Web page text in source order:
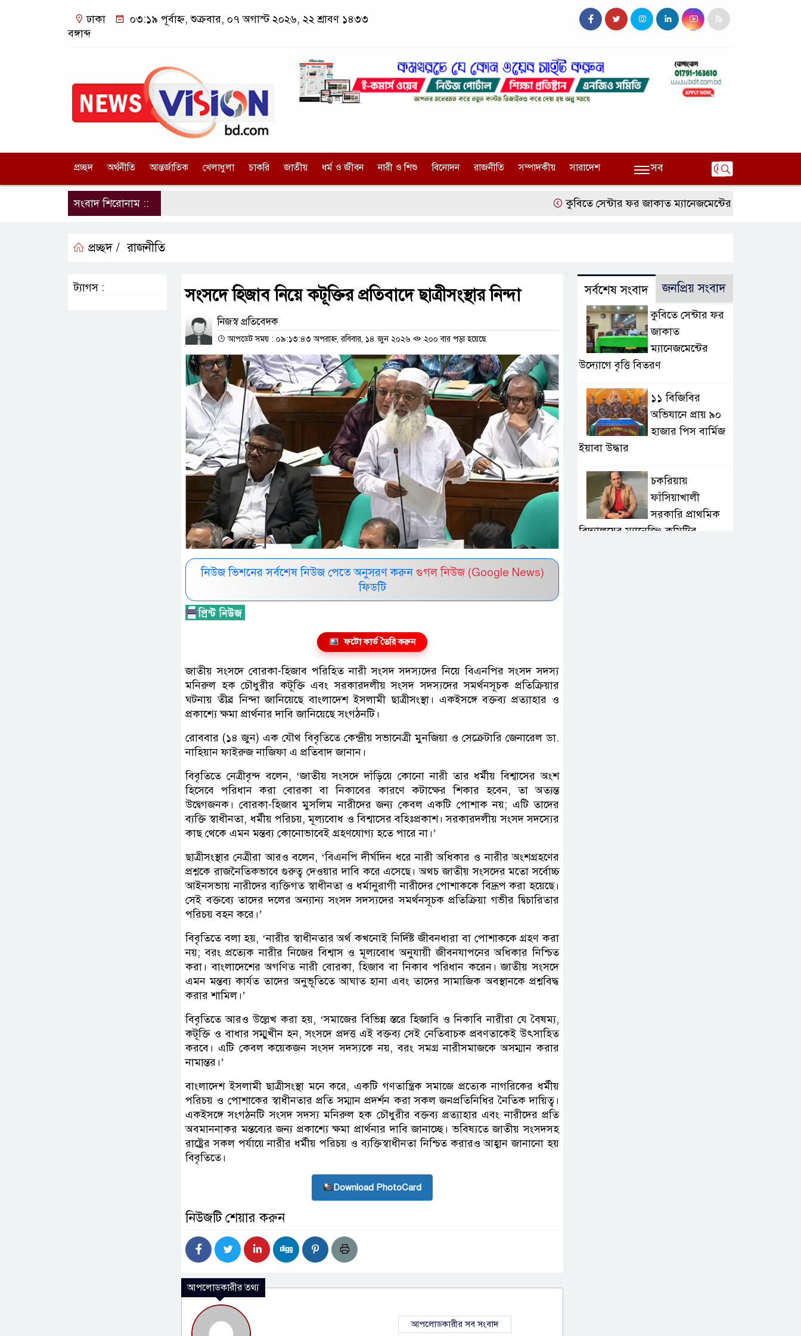
ঢাকা
০৩:১৯ পূর্বাহ্ন, শুক্রবার, ০৭ অগাস্ট ২০২৬, ২২ শ্রাবণ ১৪৩৩
বঙ্গাব্দ
প্রচ্ছদ অর্থনীতি আন্তর্জাতিক খেলাধুলা চাকরি জাতীয় ধর্ম ও জীবন নারী ও শিশু বিনোদন রাজনীতি সম্পাদকীয় সারাদেশ সব
সংবাদ শিরোনাম :: কুবিতে সেন্টার ফর জাকাত ম্যানেজমেন্টের উদ্যোগে বৃত্তি বিতরণ
প্রচ্ছদ / রাজনীতি
সংসদে হিজাব নিয়ে কটূক্তির প্রতিবাদে ছাত্রীসংস্থার নিন্দা
নিজস্ব প্রতিবেদক
আপডেট সময় : ০৯:১৩:৪৩ অপরাহ্ন, রবিবার, ১৪ জুন ২০২৬ ২০০ বার পড়া হয়েছে
নিউজ ভিশনের সর্বশেষ নিউজ পেতে অনুসরণ করুন গুগল নিউজ (Google News)
ফিডটি
ফটো কার্ড তৈরি করুন
জাতীয় সংসদে বোরকা-হিজাব পরিহিত নারী সংসদ সদস্যদের নিয়ে বিএনপির সংসদ সদস্য
মনিরুল হক চৌধুরীর কটূক্তি এবং সরকারদলীয় সংসদ সদস্যদের সমর্থনসূচক প্রতিক্রিয়ার
ঘটনায় তীব্র নিন্দা জানিয়েছে বাংলাদেশ ইসলামী ছাত্রীসংস্থা। একইসঙ্গে বক্তব্য প্রত্যাহার ও
প্রকাশ্যে ক্ষমা প্রার্থনার দাবি জানিয়েছে সংগঠনটি।
রোববার (১৪ জুন) এক যৌথ বিবৃতিতে কেন্দ্রীয় সভানেত্রী মুনজিয়া ও সেক্রেটারি জেনারেল ডা.
নাহিয়ান ফাইরুজ নাজিফা এ প্রতিবাদ জানান।
বিবৃতিতে নেত্রীবৃন্দ বলেন, ‘জাতীয় সংসদে দাঁড়িয়ে কোনো নারী তার ধর্মীয় বিশ্বাসের অংশ
হিসেবে পরিধান করা বোরকা বা নিকাবের কারণে কটাক্ষের শিকার হবেন, তা অত্যন্ত
উদ্বেগজনক। বোরকা-হিজাব মুসলিম নারীদের জন্য কেবল একটি পোশাক নয়; এটি তাদের
ব্যক্তি স্বাধীনতা, ধর্মীয় পরিচয়, মূল্যবোধ ও বিশ্বাসের বহিঃপ্রকাশ। সরকারদলীয় সংসদ সদস্যের
কাছ থেকে এমন মন্তব্য কোনোভাবেই গ্রহণযোগ্য হতে পারে না।’
ছাত্রীসংস্থার নেত্রীরা আরও বলেন, ‘বিএনপি দীর্ঘদিন ধরে নারী অধিকার ও নারীর অংশগ্রহণের
প্রশ্নকে রাজনৈতিকভাবে গুরুত্ব দেওয়ার দাবি করে এসেছে। অথচ জাতীয় সংসদের মতো সর্বোচ্চ
আইনসভায় নারীদের ব্যক্তিগত স্বাধীনতা ও ধর্মানুরাগী নারীদের পোশাককে বিদ্রূপ করা হয়েছে।
সেই বক্তব্যে তাদের দলের অন্যান্য সংসদ সদস্যদের সমর্থনসূচক প্রতিক্রিয়া গভীর দ্বিচারিতার
পরিচয় বহন করে।’
বিবৃতিতে বলা হয়, ‘নারীর স্বাধীনতার অর্থ কখনোই নির্দিষ্ট জীবনধারা বা পোশাককে গ্রহণ করা
নয়; বরং প্রত্যেক নারীর নিজের বিশ্বাস ও মূল্যবোধ অনুযায়ী জীবনযাপনের অধিকার নিশ্চিত
করা। বাংলাদেশের অগণিত নারী বোরকা, হিজাব বা নিকাব পরিধান করেন। জাতীয় সংসদে
এমন মন্তব্য কার্যত তাদের অনুভূতিতে আঘাত হানা এবং তাদের সামাজিক অবস্থানকে প্রশ্নবিদ্ধ
করার শামিল।’
বিবৃতিতে আরও উল্লেখ করা হয়, ‘সমাজের বিভিন্ন স্তরে হিজাবি ও নিকাবি নারীরা যে বৈষম্য,
কটূক্তি ও বাধার সম্মুখীন হন, সংসদে প্রদত্ত এই বক্তব্য সেই নেতিবাচক প্রবণতাকেই উৎসাহিত
করবে। এটি কেবল কয়েকজন সংসদ সদস্যকে নয়, বরং সমগ্র নারীসমাজকে অসম্মান করার
নামান্তর।’
বাংলাদেশ ইসলামী ছাত্রীসংস্থা মনে করে, একটি গণতান্ত্রিক সমাজে প্রত্যেক নাগরিকের ধর্মীয়
পরিচয় ও পোশাকের স্বাধীনতার প্রতি সম্মান প্রদর্শন করা সকল জনপ্রতিনিধির নৈতিক দায়িত্ব।
একইসঙ্গে সংগঠনটি সংসদ সদস্য মনিরুল হক চৌধুরীর বক্তব্য প্রত্যাহার এবং নারীদের প্রতি
অবমাননাকর মন্তব্যের জন্য প্রকাশ্যে ক্ষমা প্রার্থনার দাবি জানাচ্ছে। ভবিষ্যতে জাতীয় সংসদসহ
রাষ্ট্রের সকল পর্যায়ে নারীর ধর্মীয় পরিচয় ও ব্যক্তিস্বাধীনতা নিশ্চিত করারও আহ্বান জানানো হয়
বিবৃতিতে।
Download PhotoCard
নিউজটি শেয়ার করুন
আপলোডকারীর তথ্য
আপলোডকারীর সব সংবাদ
ট্যাগস : সর্বশেষ সংবাদ জনপ্রিয় সংবাদ
কুবিতে সেন্টার ফর
জাকাত
ম্যানেজমেন্টের
উদ্যোগে বৃত্তি বিতরণ
১১ বিজিবির
অভিযানে প্রায় ৯০
হাজার পিস বার্মিজ
ইয়াবা উদ্ধার
চকরিয়ায়
ফাঁসিয়াখালী
সরকারি প্রাথমিক
বিদ্যালয়ের ম্যানেজিং কমিটির